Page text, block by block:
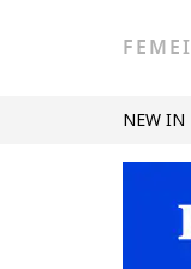
FEMEI
NEW IN